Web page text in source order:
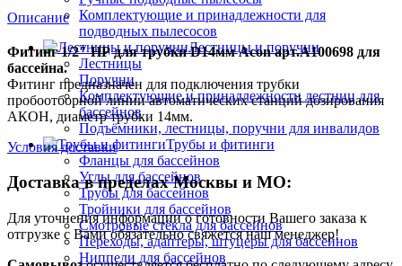
Комплектующие и принадлежности для
подводных пылесосов
Лестницы и поручни
Лестницы
Поручни
Комплектующие и принадлежности лестниц для
бассейнов
Подъёмники, лестницы, поручни для инвалидов
Трубы и фитинги
Фланцы для бассейнов
Углы для бассейнов
Трубы для бассейнов
Тройники для бассейнов
Смотровые стёкла для бассейнов
Переходы, адаптеры, штуцеры для бассейнов
Ниппели для бассейнов
Описание
Фитинг 1/2″ НР для трубки D14мм Acon арт.A100698 для
бассейна.
Фитинг предназначен для подключения трубки
пробоотборной линии автоматических станций дозирования
АКОН, диаметр трубки 14мм.
Условия доставки
Доставка в пределах Москвы и МО:
Для уточнения информации о готовности Вашего заказа к
отгрузке с Вами обязательно свяжется наш менеджер!